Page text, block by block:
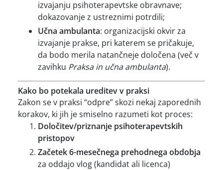
izvajanju psihoterapevtske obravnave;
dokazovanje z ustreznimi potrdili;
Učna ambulanta: organizacijski okvir za
izvajanje prakse, pri katerem se pričakuje,
da bodo merila natančneje določena (več v
zavihku Praksa in učna ambulanta).
Kako bo potekala ureditev v praksi
Zakon se v praksi “odpre” skozi nekaj zaporednih
korakov, ki jih je smiselno razumeti kot proces:
Določitev/priznanje psihoterapevtskih
pristopov
Začetek 6-mesečnega prehodnega obdobja
za oddajo vlog (kandidat ali licenca)